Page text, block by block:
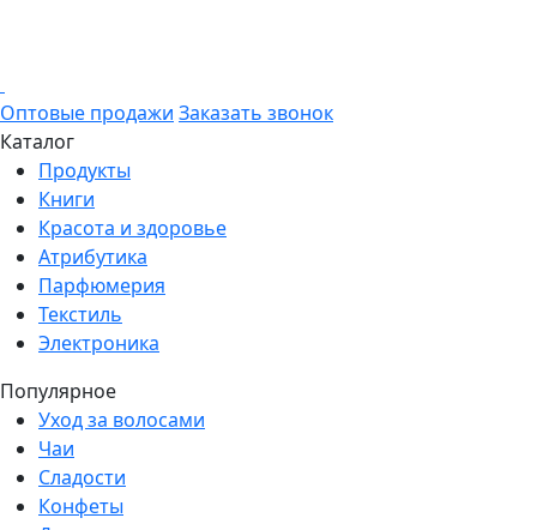
Оптовые продажи Заказать звонок
Каталог
Продукты
Книги
Красота и здоровье
Атрибутика
Парфюмерия
Текстиль
Электроника
Популярное
Уход за волосами
Чаи
Сладости
Конфеты